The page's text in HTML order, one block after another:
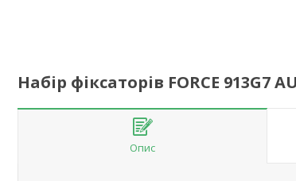
Набір фіксаторів FORCE 913G7
Опис